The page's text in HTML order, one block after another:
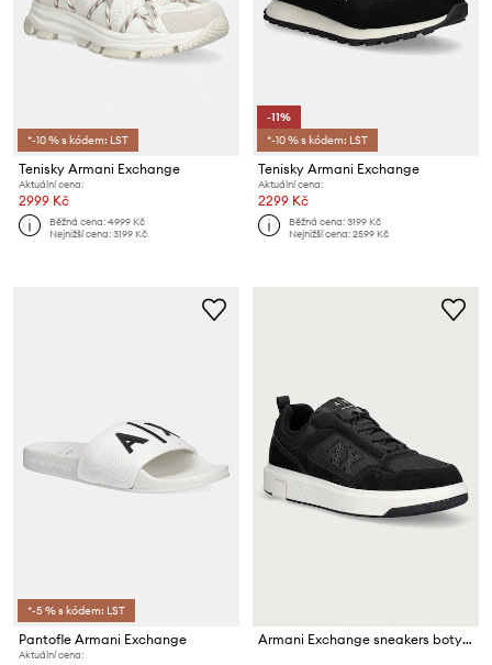
*-10 % s kódem: LST
Tenisky Armani Exchange
Aktuální cena:
2999 Kč
Běžná cena:4999 Kč
Nejnižší cena:3199 Kč
-11%
*-10 % s kódem: LST
Tenisky Armani Exchange
Aktuální cena:
2299 Kč
Běžná cena:3199 Kč
Nejnižší cena:2599 Kč
*-5 % s kódem: LST
Pantofle Armani Exchange
Aktuální cena:
Armani Exchange sneakers boty pánské